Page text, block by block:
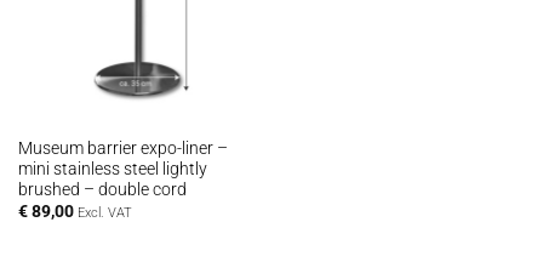
Museum barrier expo-liner –
mini stainless steel lightly
brushed – double cord
€89,00 Excl. VAT